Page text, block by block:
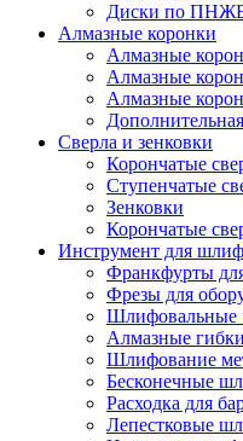
Диски по
Алмазные коронки
Алмазные
Алмазные
Алмазные
Сверла и зенковки
Корончатые
Ступенчатые
Зенковки
Корончатые
Инструмент для
Франкфурты
Фрезы для
Шлифовальные
Алмазные
Шлифование
Бесконечные
Расходка для
Лепестковые